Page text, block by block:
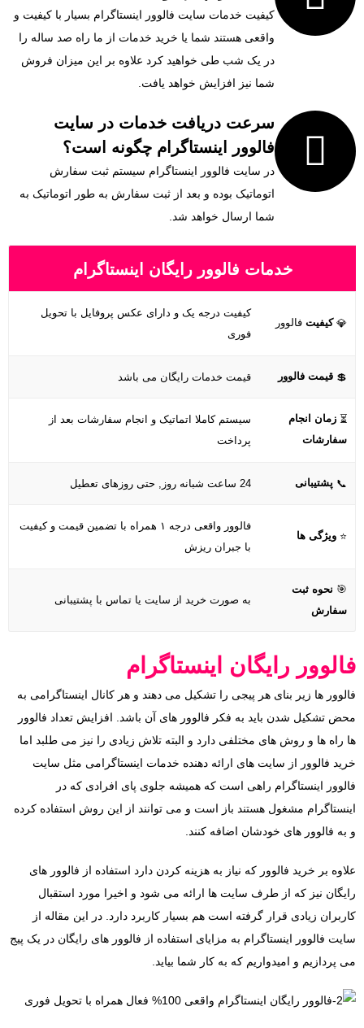
کیفیت خدمات سایت فالوور اینستاگرام بسیار با کیفیت و
واقعی هستند شما یا خرید خدمات از ما راه صد ساله را
در یک شب طی خواهید کرد علاوه بر این میزان فروش
شما نیز افزایش خواهد یافت.
سرعت دریافت خدمات در سایت
فالوور اینستاگرام چگونه است؟
در سایت فالوور اینستاگرام سیستم ثبت سفارش
اتوماتیک بوده و بعد از ثبت سفارش به طور اتوماتیک به
شما ارسال خواهد شد.
خدمات فالوور رایگان اینستاگرام
💎 کیفیت فالوور
کیفیت درجه یک و دارای عکس پروفایل با تحویل
فوری
💲 قیمت فالوور قیمت خدمات رایگان می باشد
⏳ زمان انجام
سفارشات
سیستم کاملا اتماتیک و انجام سفارشات بعد از
پرداخت
📞 پشتیبانی 24 ساعت شبانه روز, حتی روزهای تعطیل
⭐ ویژگی ها
فالوور واقعی درجه ۱ همراه با تضمین قیمت و کیفیت
با جبران ریزش
🎯 نحوه ثبت
سفارش
به صورت خرید از سایت یا تماس با پشتیبانی
فالوور رایگان اینستاگرام
فالوور ها زیر بنای هر پیجی را تشکیل می دهند و هر کانال اینستاگرامی به
محض تشکیل شدن باید به فکر فالوور های آن باشد. افزایش تعداد فالوور
ها راه ها و روش های مختلفی دارد و البته تلاش زیادی را نیز می طلبد اما
خرید فالوور از سایت های ارائه دهنده خدمات اینستاگرامی مثل سایت
فالوور اینستاگرام راهی است که همیشه جلوی پای افرادی که در
اینستاگرام مشغول هستند باز است و می توانند از این روش استفاده کرده
و به فالوور های خودشان اضافه کنند.
علاوه بر خرید فالوور که نیاز به هزینه کردن دارد استفاده از فالوور های
رایگان نیز که از طرف سایت ها ارائه می شود و اخیرا مورد استقبال
کاربران زیادی قرار گرفته است هم بسیار کاربرد دارد. در این مقاله از
سایت فالوور اینستاگرام به مزایای استفاده از فالوور های رایگان در یک پیج
می پردازیم و امیدواریم که به کار شما بیاید.